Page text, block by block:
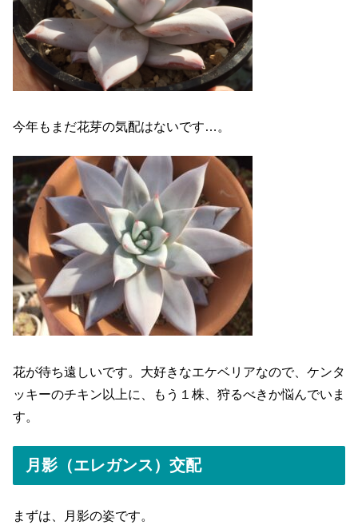
今年もまだ花芽の気配はないです…。
花が待ち遠しいです。大好きなエケベリアなので、ケンタ
ッキーのチキン以上に、もう１株、狩るべきか悩んでいま
す。
月影（エレガンス）交配
まずは、月影の姿です。